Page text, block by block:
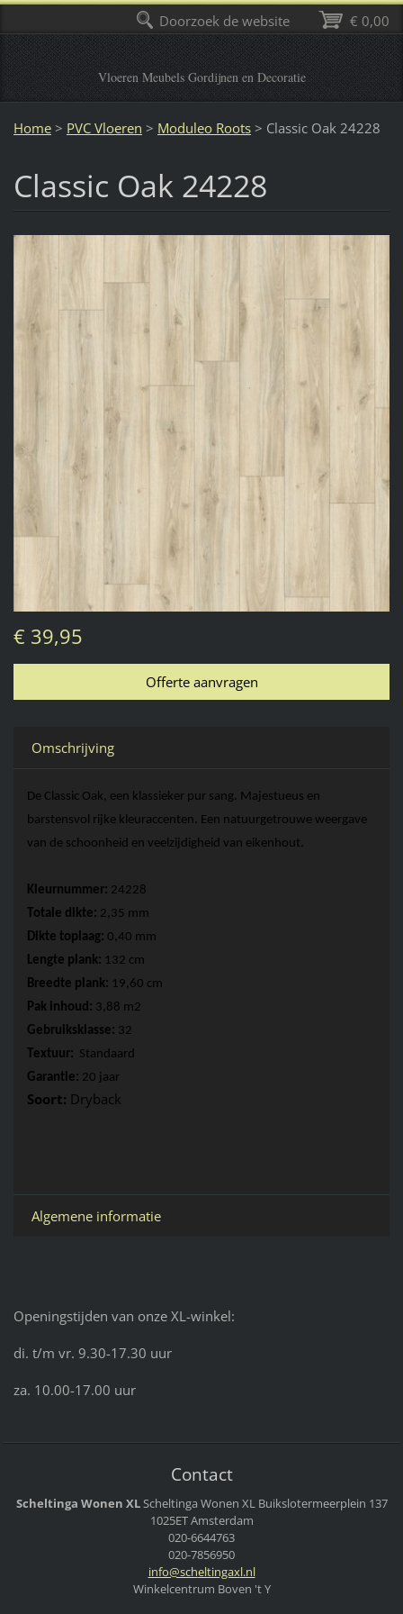
Vloeren Meubels Gordijnen en Decoratie
Home > PVC Vloeren > Moduleo Roots > Classic Oak 24228
Classic Oak 24228
€ 39,95
Omschrijving
De Classic Oak, een klassieker pur sang. Majestueus en
barstensvol rijke kleuraccenten. Een natuurgetrouwe weergave
van de schoonheid en veelzijdigheid van eikenhout.
Kleurnummer: 24228
Totale dikte: 2,35 mm
Dikte toplaag: 0,40 mm
Lengte plank: 132 cm
Breedte plank: 19,60 cm
Pak inhoud: 3,88 m2
Gebruiksklasse: 32
Textuur: Standaard
Garantie: 20 jaar
Soort: Dryback
Algemene informatie
Openingstijden van onze XL-winkel:
di. t/m vr. 9.30-17.30 uur
za. 10.00-17.00 uur
Contact
Scheltinga Wonen XLScheltinga Wonen XLBuikslotermeerplein 137
1025ET Amsterdam
020-6644763
020-7856950
info@scheltingaxl.nl
Winkelcentrum Boven 't Y
€ 0,00
Doorzoek de website